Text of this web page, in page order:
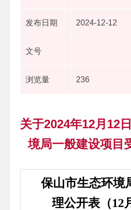
发布日期 2024-12-12
文号
浏览量 236
关于2024年12月12
境局一般建设项目
保山市生态环境
理公开表（12